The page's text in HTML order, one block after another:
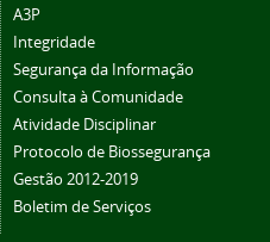
A3P
Integridade
Segurança da Informação
Consulta à Comunidade
Atividade Disciplinar
Protocolo de Biossegurança
Gestão 2012-2019
Boletim de Serviços